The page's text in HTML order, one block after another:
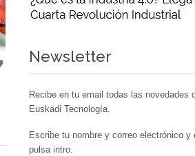
Newsletter
Recibe en tu email todas las novedades
Euskadi Tecnología.
Escribe tu nombre y correo electrónico y
pulsa intro.